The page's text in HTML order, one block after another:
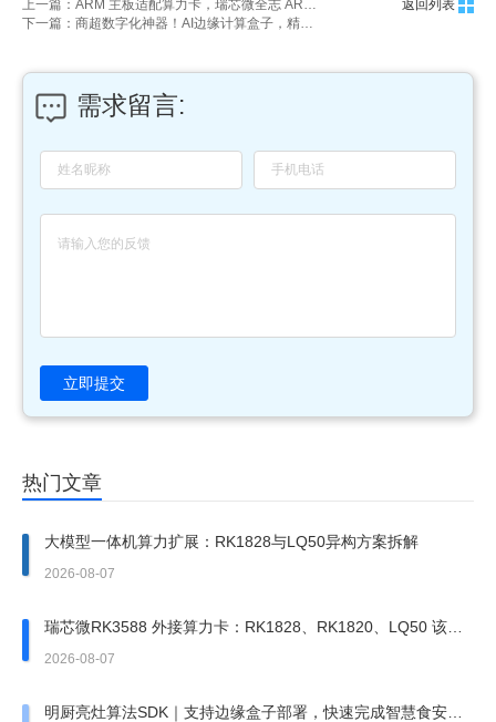
返回列表
需求留言:
立即提交
热门文章
大模型一体机算力扩展：RK1828与LQ50异构方案拆解
2026-08-07
瑞芯微RK3588 外接算力卡：RK1828、RK1820、LQ50 该上
哪一张？
2026-08-07
明厨亮灶算法SDK｜支持边缘盒子部署，快速完成智慧食安改